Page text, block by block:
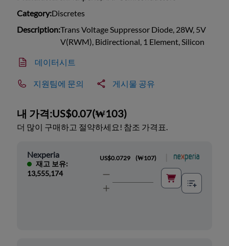
Category:Discretes
Description:Trans Voltage Suppressor Diode, 28W, 5V
V(RWM), Bidirectional, 1 Element, Silicon
데이터시트
지원팀에 문의 게시물 공유
내 가격:US$0.07(₩103)
더 많이 구매하고 절약하세요! 참조 가격표.
Nexperia
재고 보유:
13,555,174
US$0.0729 (₩107)